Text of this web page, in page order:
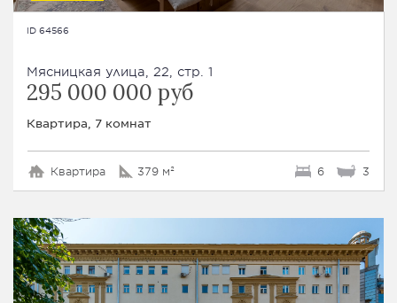
ID 64566
Мясницкая улица, 22, стр. 1
295 000 000 руб
Квартира, 7 комнат
Квартира 379 м² 6 3